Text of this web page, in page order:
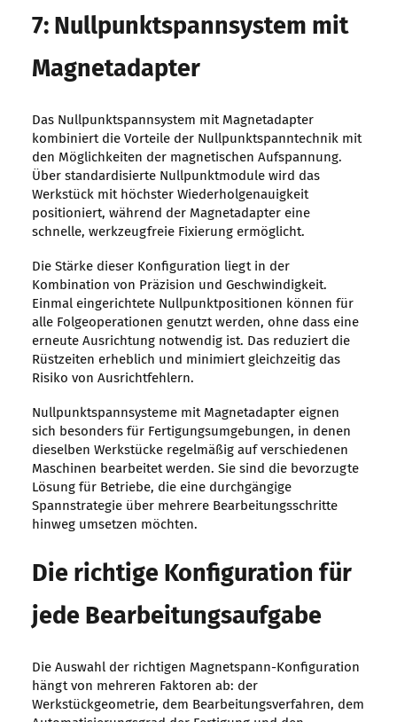
7: Nullpunktspannsystem mit
Magnetadapter
Das Nullpunktspannsystem mit Magnetadapter
kombiniert die Vorteile der Nullpunktspanntechnik mit
den Möglichkeiten der magnetischen Aufspannung.
Über standardisierte Nullpunktmodule wird das
Werkstück mit höchster Wiederholgenauigkeit
positioniert, während der Magnetadapter eine
schnelle, werkzeugfreie Fixierung ermöglicht.
Die Stärke dieser Konfiguration liegt in der
Kombination von Präzision und Geschwindigkeit.
Einmal eingerichtete Nullpunktpositionen können für
alle Folgeoperationen genutzt werden, ohne dass eine
erneute Ausrichtung notwendig ist. Das reduziert die
Rüstzeiten erheblich und minimiert gleichzeitig das
Risiko von Ausrichtfehlern.
Nullpunktspannsysteme mit Magnetadapter eignen
sich besonders für Fertigungsumgebungen, in denen
dieselben Werkstücke regelmäßig auf verschiedenen
Maschinen bearbeitet werden. Sie sind die bevorzugte
Lösung für Betriebe, die eine durchgängige
Spannstrategie über mehrere Bearbeitungsschritte
hinweg umsetzen möchten.
Die richtige Konfiguration für
jede Bearbeitungsaufgabe
Die Auswahl der richtigen Magnetspann-Konfiguration
hängt von mehreren Faktoren ab: der
Werkstückgeometrie, dem Bearbeitungsverfahren, dem